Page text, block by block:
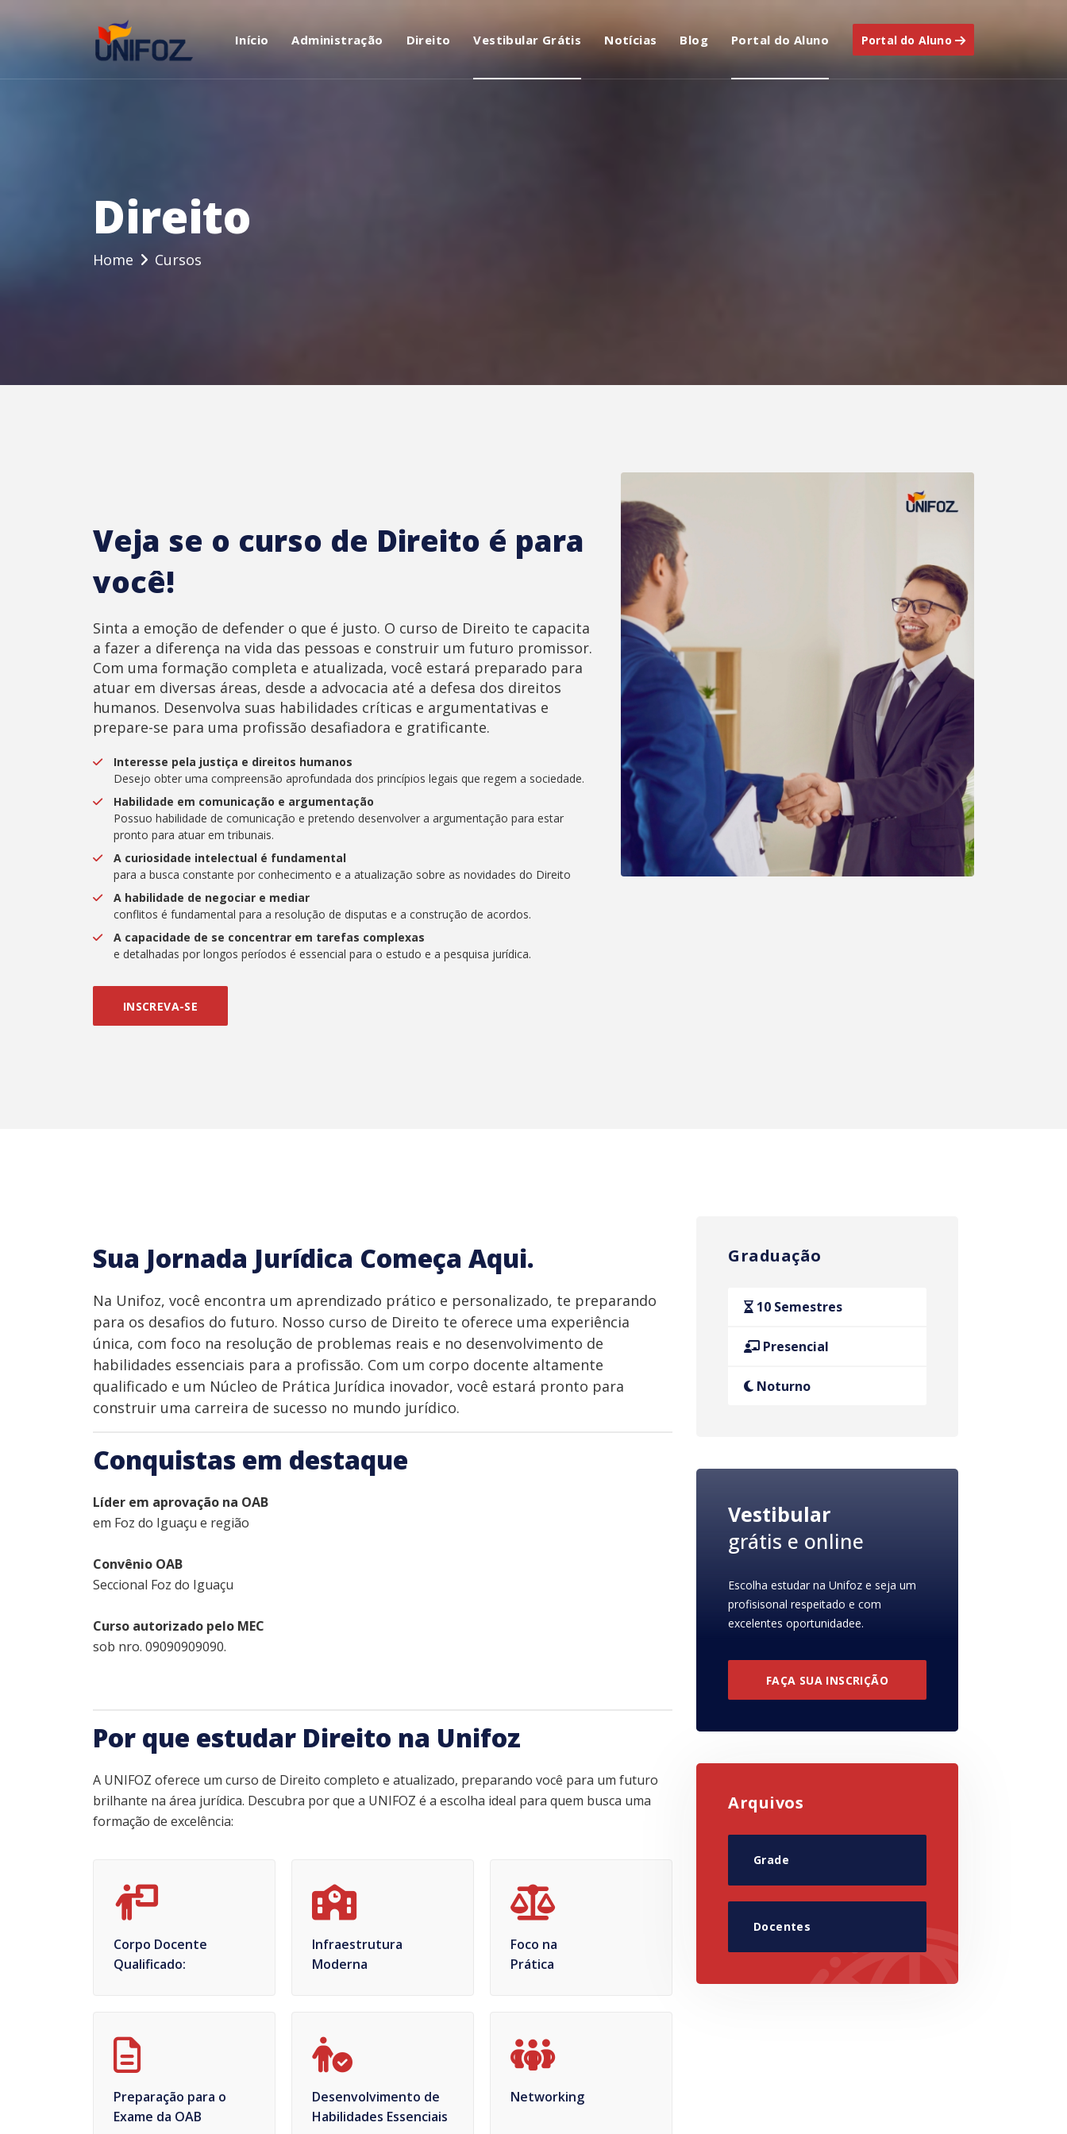
Início Administração Direito Vestibular Grátis Notícias Blog Portal do Aluno Portal do Aluno
Direito
Home Cursos
Veja se o curso de Direito é para
você!
Sinta a emoção de defender o que é justo. O curso de Direito te capacita
a fazer a diferença na vida das pessoas e construir um futuro promissor.
Com uma formação completa e atualizada, você estará preparado para
atuar em diversas áreas, desde a advocacia até a defesa dos direitos
humanos. Desenvolva suas habilidades críticas e argumentativas e
prepare-se para uma profissão desafiadora e gratificante.
Interesse pela justiça e direitos humanos
Desejo obter uma compreensão aprofundada dos princípios legais que regem a sociedade.
Habilidade em comunicação e argumentação
Possuo habilidade de comunicação e pretendo desenvolver a argumentação para estar
pronto para atuar em tribunais.
A curiosidade intelectual é fundamental
para a busca constante por conhecimento e a atualização sobre as novidades do Direito
A habilidade de negociar e mediar
conflitos é fundamental para a resolução de disputas e a construção de acordos.
A capacidade de se concentrar em tarefas complexas
e detalhadas por longos períodos é essencial para o estudo e a pesquisa jurídica.
INSCREVA-SE
Sua Jornada Jurídica Começa Aqui.
Na Unifoz, você encontra um aprendizado prático e personalizado, te preparando
para os desafios do futuro. Nosso curso de Direito te oferece uma experiência
única, com foco na resolução de problemas reais e no desenvolvimento de
habilidades essenciais para a profissão. Com um corpo docente altamente
qualificado e um Núcleo de Prática Jurídica inovador, você estará pronto para
construir uma carreira de sucesso no mundo jurídico.
Conquistas em destaque
Líder em aprovação na OAB
em Foz do Iguaçu e região
Convênio OAB
Seccional Foz do Iguaçu
Curso autorizado pelo MEC
sob nro. 09090909090.
Por que estudar Direito na Unifoz
A UNIFOZ oferece um curso de Direito completo e atualizado, preparando você para um futuro
brilhante na área jurídica. Descubra por que a UNIFOZ é a escolha ideal para quem busca uma
formação de excelência:
Corpo Docente
Qualificado:
Infraestrutura
Moderna
Foco na
Prática
Preparação para o
Exame da OAB
Desenvolvimento de
Habilidades Essenciais
Networking
Graduação
10 Semestres
Presencial
Noturno
Vestibular
grátis e online
Escolha estudar na Unifoz e seja um
profisisonal respeitado e com
excelentes oportunidadee.
FAÇA SUA INSCRIÇÃO
Arquivos
Grade
Docentes